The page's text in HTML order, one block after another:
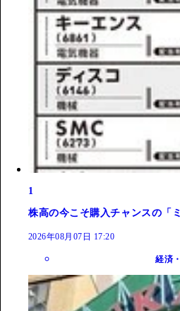
1
株高の今こそ購入チャンスの「
2026年08月07日 17:20
経済